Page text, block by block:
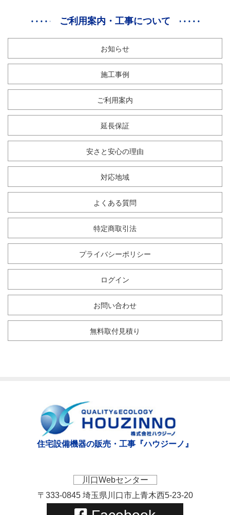
ご利用案内・工事について
お知らせ
施工事例
ご利用案内
延長保証
安さと安心の理由
対応地域
よくある質問
特定商取引法
プライバシーポリシー
ログイン
お問い合わせ
無料取付見積り
住宅設備機器の販売・工事『ハウジーノ』
川口Webセンター
〒333-0845 埼玉県川口市上青木西5-23-20